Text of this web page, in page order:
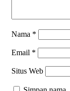
Nama *
Email *
Situs Web